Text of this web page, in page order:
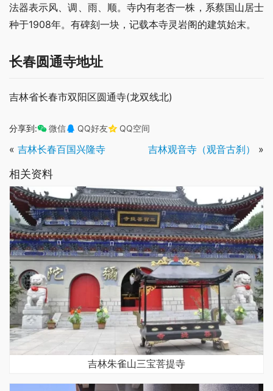
法器表示风、调、雨、顺。寺内有老杏一株，系蔡国山居士
种于1908年。有碑刻一块，记载本寺灵岩阁的建筑始末。
长春圆通寺地址
吉林省长春市双阳区圆通寺(龙双线北)
分享到: 微信 QQ好友 QQ空间
« 吉林长春百国兴隆寺 吉林观音寺（观音古刹） »
相关资料
吉林朱雀山三宝菩提寺